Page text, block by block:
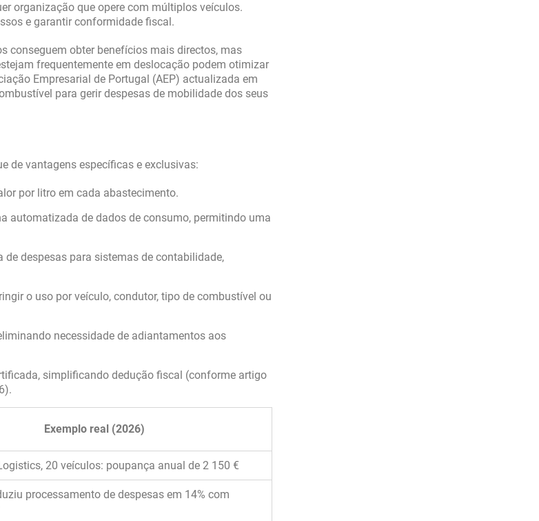
organização que opere com múltiplos veículos.
e garantir conformidade fiscal.
conseguem obter benefícios mais directos, mas
frequentemente em deslocação podem otimizar
Empresarial de Portugal (AEP) actualizada em
para gerir despesas de mobilidade dos seus
de vantagens específicas e exclusivas:
por litro em cada abastecimento.
automatizada de dados de consumo, permitindo uma
despesas para sistemas de contabilidade,
o uso por veículo, condutor, tipo de combustível ou
necessidade de adiantamentos aos
simplificando dedução fiscal (conforme artigo
Exemplo real (2026)
20 veículos: poupança anual de 2 150 €
processamento de despesas em 14% com